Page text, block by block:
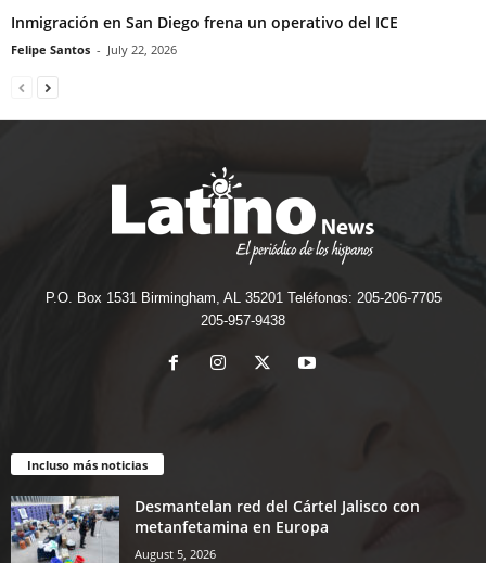
Inmigración en San Diego frena un operativo del ICE
Felipe Santos - July 22, 2026
P.O. Box 1531 Birmingham, AL 35201 Teléfonos: 205-206-7705
205-957-9438
Incluso más noticias
Desmantelan red del Cártel Jalisco con
metanfetamina en Europa
August 5, 2026